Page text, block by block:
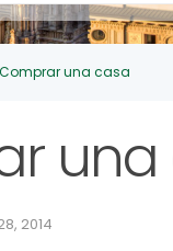
Comprar una casa
2014